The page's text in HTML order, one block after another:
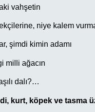
vahşetin
niye kalem
şimdi kimin adamı
milli ağacın
dalı?…
kurt, köpek ve tasma